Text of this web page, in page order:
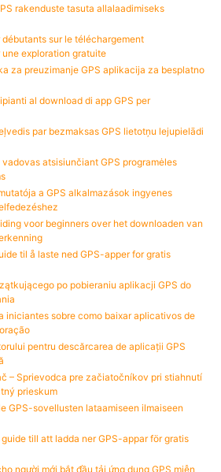
rakenduste tasuta allalaadimiseks
débutants sur le téléchargement
une exploration gratuite
za preuzimanje GPS aplikacija za besplatno
al download di app GPS per
par bezmaksas GPS lietotņu lejupielādi
atsisiunčiant GPS programėles
a GPS alkalmazások ingyenes
voor beginners over het downloaden van
til å laste ned GPS-apper for gratis
po pobieraniu aplikacji GPS do
iniciantes sobre como baixar aplicativos de
pentru descărcarea de aplicații GPS
– Sprievodca pre začiatočníkov pri stiahnutí
prieskum
GPS-sovellusten lataamiseen ilmaiseen
guide till att ladda ner GPS-appar för gratis
người mới bắt đầu tải ứng dụng GPS miễn